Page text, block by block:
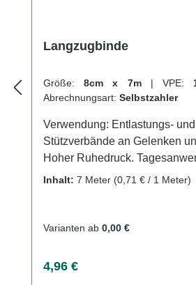
Langzugbinde
Größe: 8cm x 7m | VPE:
Abrechnungsart: Selbstzahler
Verwendung: Entlastungs- und
Stützverbände an Gelenken
Hoher Ruhedruck.
Produktqualität: Baumwolle,
Webkanten, leicht anzulegen,
schnellen Versand und
Inhalt: 7 Meter (0,71 € / 1 Meter)
Varianten ab 0,00 €
Regulärer Preis:
4,96 €